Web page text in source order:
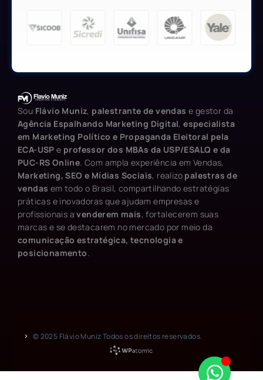
Sou Flávio Muniz, palestrante de vendas e gestor da
Agência Espalhando Marketing Digital,especialista
em Marketing Político e Propaganda Eleitoral pela
ECA-USP e professor dos MBAs da USP/ESALQ e da
PUC-RS Online. Com ampla experiência em Vendas,
Marketing, SEO e Mídias Sociais, realizo palestras de
vendas em todo o Brasil, compartilhando estratégias
práticas e inovadoras que ajudam empresas e
profissionais avenderem mais, fortalecerem suas
marcas e se destacarem no mercado por meio da
comunicação estratégica, tecnologia e
posicionamento.
© 2025 Flávio Muniz Todos os direitos reservados.